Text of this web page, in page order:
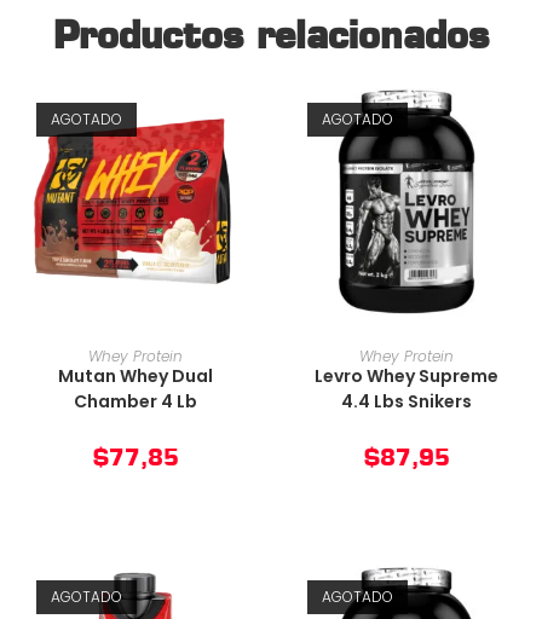
Productos relacionados
AGOTADO
AÑADIR AL CARRITO
Whey Protein
Mutan Whey Dual
Chamber 4 Lb
$77,85
AGOTADO
AÑADIR AL CARRITO
Whey Protein
Levro Whey Supreme
4.4 Lbs Snikers
$87,95
AGOTADO AGOTADO